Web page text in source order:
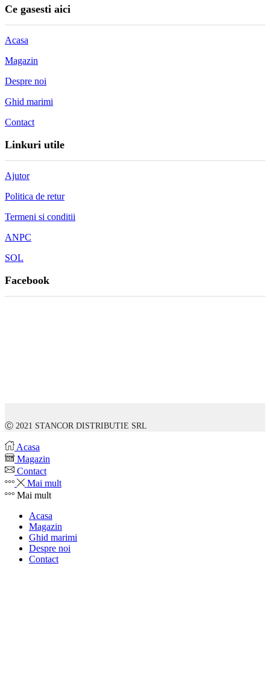
Ce gasesti aici
Acasa
Magazin
Despre noi
Ghid marimi
Contact
Linkuri utile
Ajutor
Politica de retur
Termeni si conditii
ANPC
SOL
Facebook
Ⓒ 2021 STANCOR DISTRIBUTIE SRL
Acasa
Magazin
Contact
Mai mult
Mai mult
Acasa
Magazin
Ghid marimi
Despre noi
Contact